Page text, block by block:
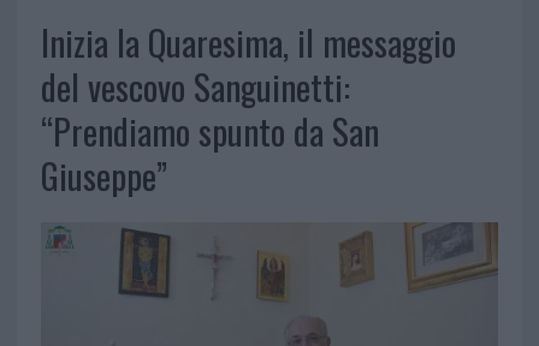
Inizia la Quaresima, il messaggio
del vescovo Sanguinetti:
“Prendiamo spunto da San
Giuseppe”